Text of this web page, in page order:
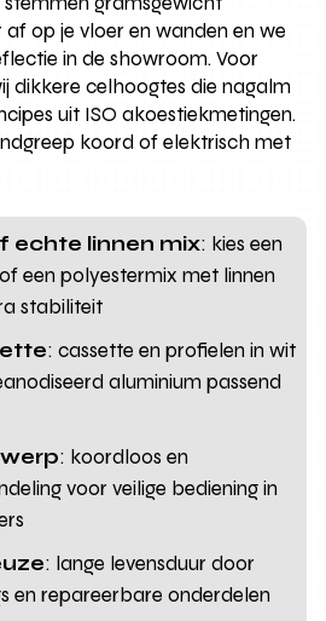
op je vloer en wanden en we
in de showroom. Voor
dikkere celhoogtes die nagalm
uit ISO akoestiekmetingen.
koord of elektrisch met
echte linnen mix: kies een
een polyestermix met linnen
stabiliteit
: cassette en profielen in wit
aluminium passend
: koordloos en
voor veilige bediening in
: lange levensduur door
en repareerbare onderdelen